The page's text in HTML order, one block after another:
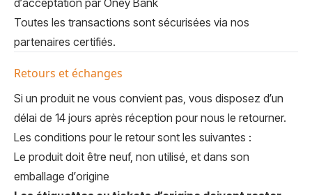
d’acceptation par Oney Bank
Toutes les transactions sont sécurisées via nos
partenaires certifiés.
Retours et échanges
Si un produit ne vous convient pas, vous disposez d’un
délai de 14 jours après réception pour nous le retourner.
Les conditions pour le retour sont les suivantes :
Le produit doit être neuf, non utilisé, et dans son
emballage d’origine